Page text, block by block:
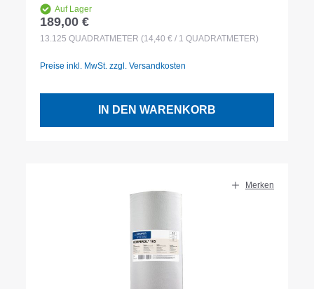
Auf Lager
Regulärer Preis:
189,00 €
13.125 QUADRATMETER (14,40 € / 1 QUADRATMETER)
Preise inkl. MwSt. zzgl. Versandkosten
IN DEN WARENKORB
Merken